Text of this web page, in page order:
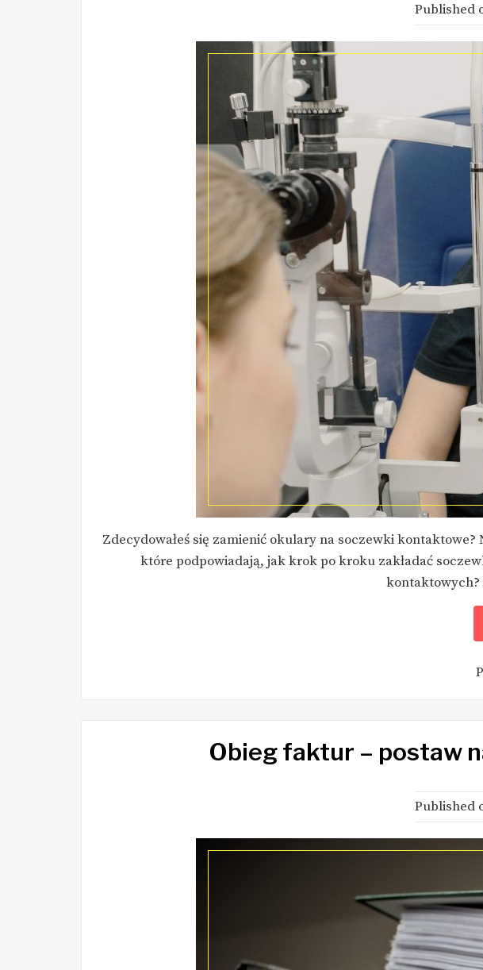
Published
Zdecydowałeś się zamienić okulary na soczewki
które podpowiadają, jak krok po kroku zakładać
kontaktowych?
Obieg faktur – postaw
Published